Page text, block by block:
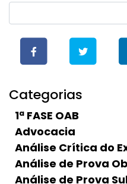
Categorias
1ª FASE OAB
Advocacia
Análise Crítica do
Análise de Prova
Análise de Prova